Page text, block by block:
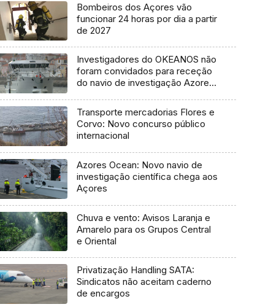
Bombeiros dos Açores vão
funcionar 24 horas por dia a partir
de 2027
Investigadores do OKEANOS não
foram convidados para receção
do navio de investigação Azores
Transporte mercadorias Flores e
Corvo: Novo concurso público
internacional
Azores Ocean: Novo navio de
investigação científica chega aos
Açores
Chuva e vento: Avisos Laranja e
Amarelo para os Grupos Central
e Oriental
Privatização Handling SATA:
Sindicatos não aceitam caderno
de encargos